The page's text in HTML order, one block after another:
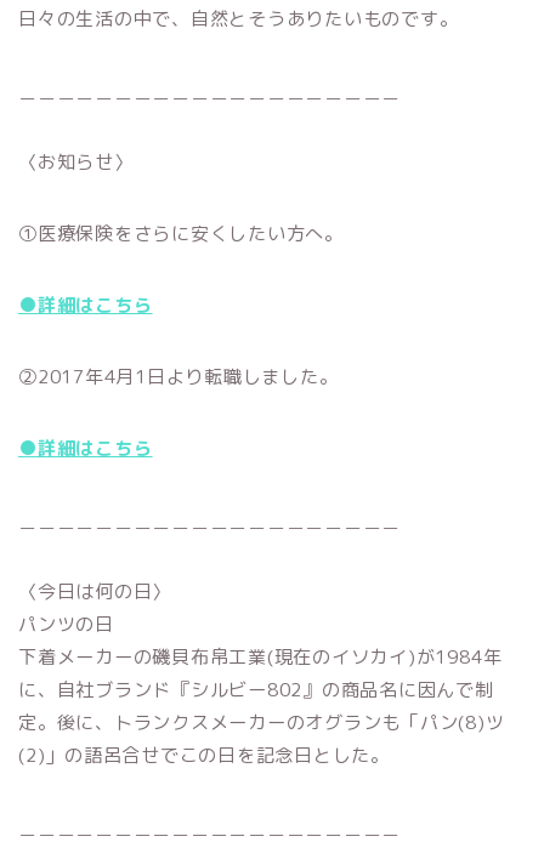
日々の生活の中で、自然とそうありたいものです。
〈お知らせ〉
①医療保険をさらに安くしたい方へ。
●詳細はこちら
②2017年4月1日より転職しました。
●詳細はこちら
〈今日は何の日〉
パンツの日
下着メーカーの磯貝布帛工業(現在のイソカイ)が1984年
に、自社ブランド『シルビー802』の商品名に因んで制
定。後に、トランクスメーカーのオグランも「パン(8)ツ
(2)」の語呂合せでこの日を記念日とした。